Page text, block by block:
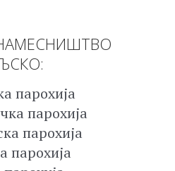
НАМЕСНИШТВО
парохија
парохија
парохија
парохија